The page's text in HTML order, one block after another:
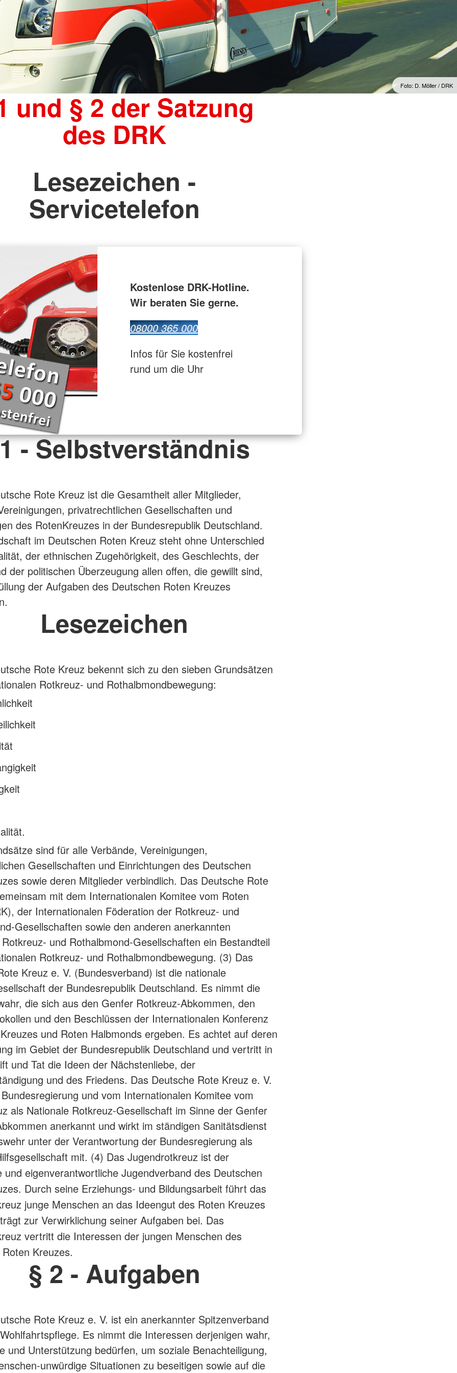
Pflegende
Bevölkerungsschutz und Rettung
Foto: D. Möller / DRK
und § 2 der Satzung
des DRK
Lesezeichen -
Servicetelefon
Kostenlose DRK-Hotline.
Wir beraten Sie gerne.
08000 365 000
Infos für Sie kostenfrei
rund um die Uhr
- Selbstverständnis
Rote Kreuz ist die Gesamtheit aller Mitglieder,
privatrechtlichen Gesellschaften und
des RotenKreuzes in der Bundesrepublik Deutschland.
im Deutschen Roten Kreuz steht ohne Unterschied
der ethnischen Zugehörigkeit, des Geschlechts, der
der politischen Überzeugung allen offen, die gewillt sind,
der Aufgaben des Deutschen Roten Kreuzes
Lesezeichen
Rote Kreuz bekennt sich zu den sieben Grundsätzen
Rotkreuz- und Rothalbmondbewegung:
sind für alle Verbände, Vereinigungen,
Gesellschaften und Einrichtungen des Deutschen
sowie deren Mitglieder verbindlich. Das Deutsche Rote
mit dem Internationalen Komitee vom Roten
der Internationalen Föderation der Rotkreuz- und
Gesellschaften sowie den anderen anerkannten
und Rothalbmond-Gesellschaften ein Bestandteil
Rotkreuz- und Rothalbmondbewegung. (3) Das
Kreuz e. V. (Bundesverband) ist die nationale
der Bundesrepublik Deutschland. Es nimmt die
die sich aus den Genfer Rotkreuz-Abkommen, den
und den Beschlüssen der Internationalen Konferenz
und Roten Halbmonds ergeben. Es achtet auf deren
im Gebiet der Bundesrepublik Deutschland und vertritt in
und Tat die Ideen der Nächstenliebe, der
und des Friedens. Das Deutsche Rote Kreuz e. V.
und vom Internationalen Komitee vom
als Nationale Rotkreuz-Gesellschaft im Sinne der Genfer
anerkannt und wirkt im ständigen Sanitätsdienst
unter der Verantwortung der Bundesregierung als
mit. (4) Das Jugendrotkreuz ist der
und eigenverantwortliche Jugendverband des Deutschen
Durch seine Erziehungs- und Bildungsarbeit führt das
junge Menschen an das Ideengut des Roten Kreuzes
zur Verwirklichung seiner Aufgaben bei. Das
vertritt die Interessen der jungen Menschen des
Kreuzes.
§ 2 - Aufgaben
Rote Kreuz e. V. ist ein anerkannter Spitzenverband
Es nimmt die Interessen derjenigen wahr,
und Unterstützung bedürfen, um soziale Benachteiligung,
unwürdige Situationen zu beseitigen sowie auf die